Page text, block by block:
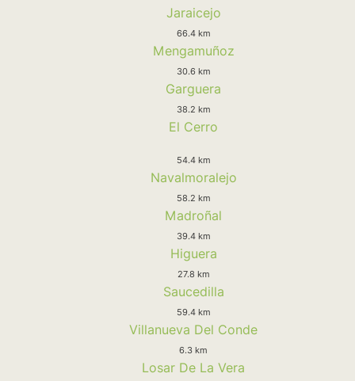
Jaraicejo
66.4 km
Mengamuñoz
30.6 km
Garguera
38.2 km
El Cerro
54.4 km
Navalmoralejo
58.2 km
Madroñal
39.4 km
Higuera
27.8 km
Saucedilla
59.4 km
Villanueva Del Conde
6.3 km
Losar De La Vera